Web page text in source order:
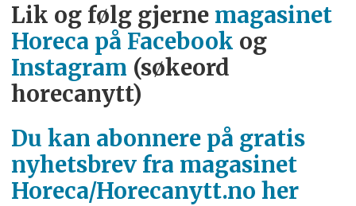
Lik og følg gjerne magasinet
Horeca på Facebook og
Instagram (søkeord
horecanytt)
Du kan abonnere på gratis
nyhetsbrev fra magasinet
Horeca/Horecanytt.no her